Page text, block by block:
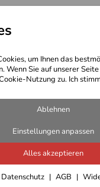
um Ihnen das
Wenn Sie auf unserer
Nutzung zu. Ich
Ablehnen
Einstellungen anpassen
Alles akzeptieren
Datenschutz AGB